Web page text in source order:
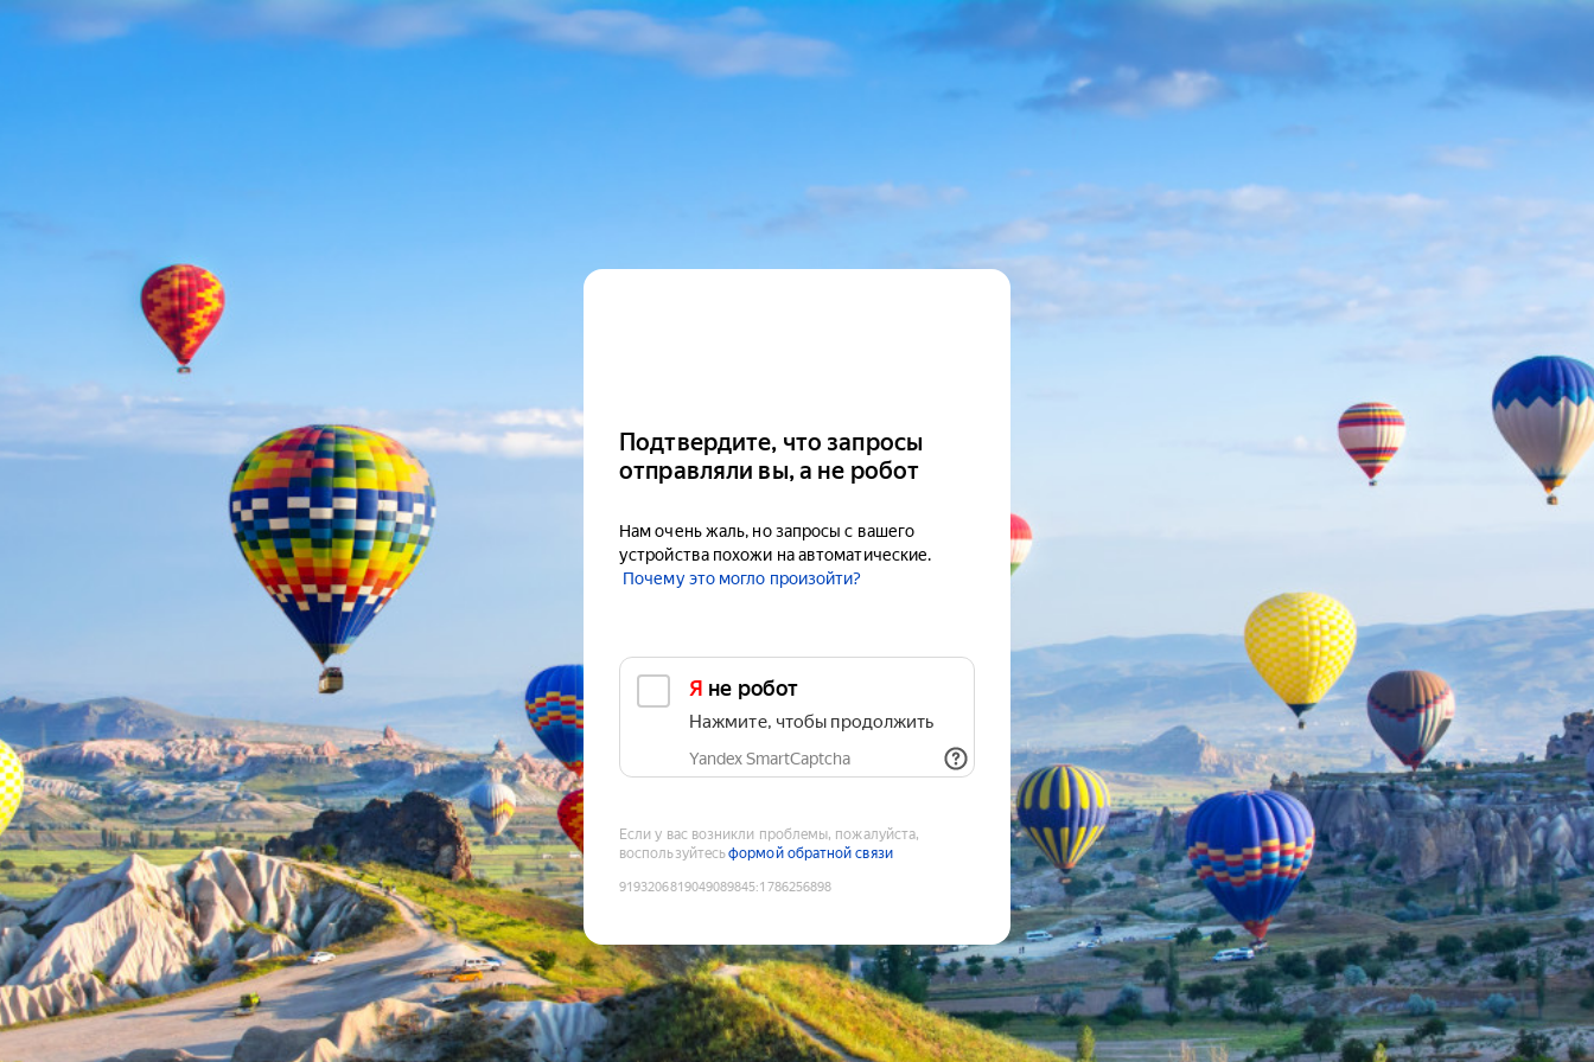
Подтвердите, что запросы
отправляли вы, а не робот
Нам очень жаль, но запросы с вашего
устройства похожи на автоматические.
Почему это могло произойти?
Я не робот
Нажмите, чтобы продолжить
Yandex SmartCaptcha
Если у вас возникли проблемы, пожалуйста,
воспользуйтесьформой обратной связи
9193206819049089845:1786256898